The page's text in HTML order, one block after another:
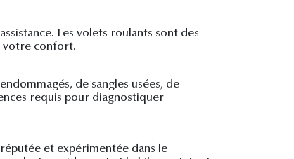
Les volets roulants sont des
votre confort.
de sangles usées, de
requis pour diagnostiquer
et expérimentée dans le